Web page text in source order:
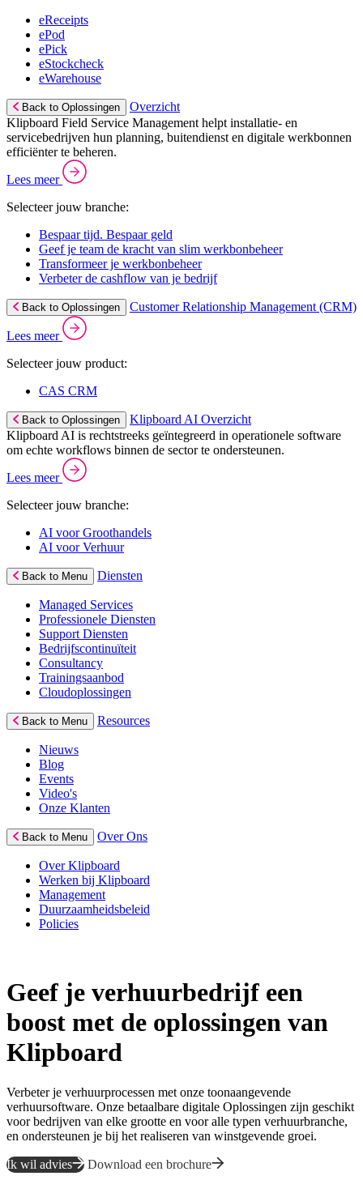
eReceipts
ePod
ePick
eStockcheck
eWarehouse
Back to Oplossingen
Overzicht
Klipboard Field Service Management helpt installatie- en
servicebedrijven hun planning, buitendienst en digitale werkbonnen
efficiënter te beheren.
Lees meer
Selecteer jouw branche:
Bespaar tijd. Bespaar geld
Geef je team de kracht van slim werkbonbeheer
Transformeer je werkbonbeheer
Verbeter de cashflow van je bedrijf
Back to Oplossingen Customer Relationship Management (CRM)
Lees meer
Selecteer jouw product:
CAS CRM
Back to Oplossingen
Klipboard AI Overzicht
Klipboard AI is rechtstreeks geïntegreerd in operationele software
om echte workflows binnen de sector te ondersteunen.
Lees meer
Selecteer jouw branche:
AI voor Groothandels
AI voor Verhuur
Back to Menu Diensten
Managed Services
Professionele Diensten
Support Diensten
Bedrijfscontinuïteit
Consultancy
Trainingsaanbod
Cloudoplossingen
Back to Menu Resources
Nieuws
Blog
Events
Video's
Onze Klanten
Back to Menu Over Ons
Over Klipboard
Werken bij Klipboard
Management
Duurzaamheidsbeleid
Policies
Geef je verhuurbedrijf een
boost met de oplossingen van
Klipboard
Verbeter je verhuurprocessen met onze toonaangevende
verhuursoftware. Onze betaalbare digitale Oplossingen zijn geschikt
voor bedrijven van elke grootte en voor alle typen verhuurbranche,
en ondersteunen je bij het realiseren van winstgevende groei.
Ik wil advies Download een brochure